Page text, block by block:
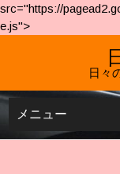
src="https://
e.js">
日々
メニュー